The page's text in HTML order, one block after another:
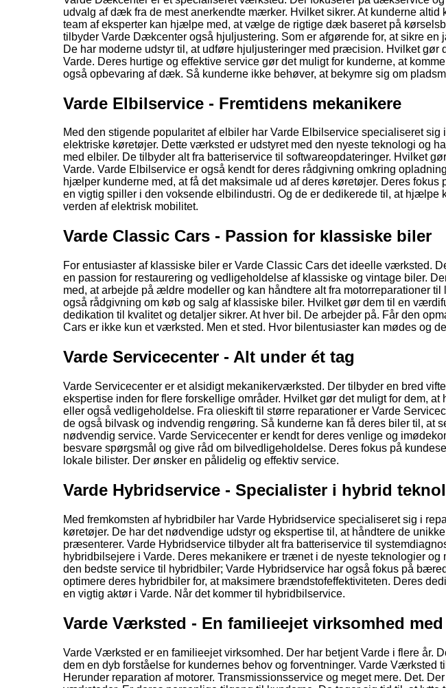
udvalg af dæk fra de mest anerkendte mærker. Hvilket sikrer. At kunderne
team af eksperter kan hjælpe med, at vælge de rigtige dæk baseret på
tilbyder Varde Dækcenter også hjuljustering. Som er afgørende for, at sikre
De har moderne udstyr til, at udføre hjuljusteringer med præcision. Hvilket
Varde. Deres hurtige og effektive service gør det muligt for kunderne, at
også opbevaring af dæk. Så kunderne ikke behøver, at bekymre sig om
Varde Elbilservice - Fremtidens mekanikere
Med den stigende popularitet af elbiler har Varde Elbilservice specialiseret
elektriske køretøjer. Dette værksted er udstyret med den nyeste teknologi og
med elbiler. De tilbyder alt fra batteriservice til softwareopdateringer. Hvilket
Varde. Varde Elbilservice er også kendt for deres rådgivning omkring
hjælper kunderne med, at få det maksimale ud af deres køretøjer. Deres
en vigtig spiller i den voksende elbilindustri. Og de er dedikerede til, at hjælpe
verden af elektrisk mobilitet.
Varde Classic Cars - Passion for klassiske biler
For entusiaster af klassiske biler er Varde Classic Cars det ideelle værksted.
en passion for restaurering og vedligeholdelse af klassiske og vintage biler.
med, at arbejde på ældre modeller og kan håndtere alt fra motorreparationer
også rådgivning om køb og salg af klassiske biler. Hvilket gør dem til en
dedikation til kvalitet og detaljer sikrer. At hver bil. De arbejder på. Får den
Cars er ikke kun et værksted. Men et sted. Hvor bilentusiaster kan mødes og
Varde Servicecenter - Alt under ét tag
Varde Servicecenter er et alsidigt mekanikerværksted. Der tilbyder en bred
ekspertise inden for flere forskellige områder. Hvilket gør det muligt for dem,
eller også vedligeholdelse. Fra olieskift til større reparationer er Varde
de også bilvask og indvendig rengøring. Så kunderne kan få deres biler til, at
nødvendig service. Varde Servicecenter er kendt for deres venlige og
besvare spørgsmål og give råd om bilvedligeholdelse. Deres fokus på
lokale bilister. Der ønsker en pålidelig og effektiv service.
Varde Hybridservice - Specialister i hybrid
Med fremkomsten af hybridbiler har Varde Hybridservice specialiseret sig i
køretøjer. De har det nødvendige udstyr og ekspertise til, at håndtere de
præsenterer. Varde Hybridservice tilbyder alt fra batteriservice til
hybridbilsejere i Varde. Deres mekanikere er trænet i de nyeste teknologier og
den bedste service til hybridbiler; Varde Hybridservice har også fokus på
optimere deres hybridbiler for, at maksimere brændstofeffektiviteten. Deres
en vigtig aktør i Varde. Når det kommer til hybridbilservice.
Varde Værksted - En familieejet virksomhed
Varde Værksted er en familieejet virksomhed. Der har betjent Varde i flere år.
dem en dyb forståelse for kundernes behov og forventninger. Varde Værksted
Herunder reparation af motorer. Transmissionsservice og meget mere. Det.